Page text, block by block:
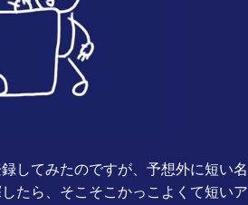
してみたのですが、予想外に短い名
たら、そこそこかっこよくて短いア